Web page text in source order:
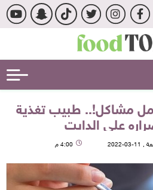
مشاكل!.. طبيب تغذية
على الدايت
2022 4:00 م